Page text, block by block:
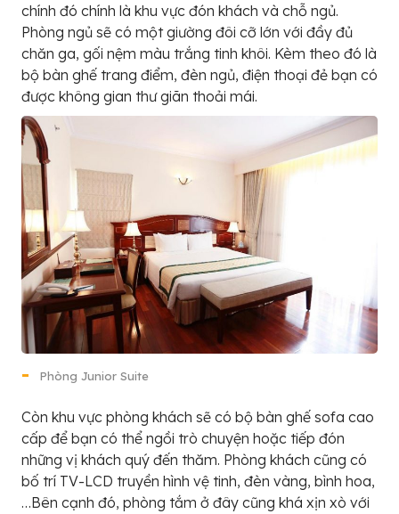
chính đó chính là khu vực đón khách và chỗ ngủ.
Phòng ngủ sẽ có một giường đôi cỡ lớn với đầy đủ
chăn ga, gối nệm màu trắng tinh khôi. Kèm theo đó là
bộ bàn ghế trang điểm, đèn ngủ, điện thoại đẻ bạn có
được không gian thư giãn thoải mái.
Phòng Junior Suite
Còn khu vực phòng khách sẽ có bộ bàn ghế sofa cao
cấp để bạn có thể ngồi trò chuyện hoặc tiếp đón
những vị khách quý đến thăm. Phòng khách cũng có
bố trí TV-LCD truyền hình vệ tinh, đèn vàng, bình hoa,
…Bên cạnh đó, phòng tắm ở đây cũng khá xịn xò với